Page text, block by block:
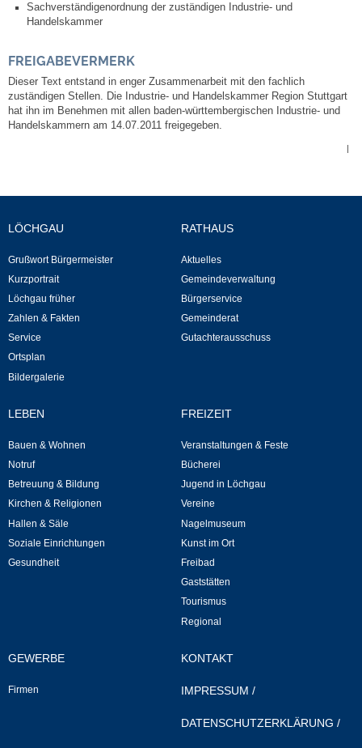
Vereine
Selbsteintrag
Nagelmuseum
Kunst- und Kulturkreis
Freibad
Gaststätten
Firmen
Selbsteintrag
Sachverständigenordnung der zuständigen Industrie- und
Handelskammer
FREIGABEVERMERK
Dieser Text entstand in enger Zusammenarbeit mit den fachlich
zuständigen Stellen. Die Industrie- und Handelskammer Region Stuttgart
hat ihn im Benehmen mit allen baden-württembergischen Industrie- und
Handelskammern am 14.07.2011 freigegeben.
|
LÖCHGAU
Grußwort Bürgermeister
Kurzportrait
Löchgau früher
Zahlen & Fakten
Service
Ortsplan
Bildergalerie
RATHAUS
Aktuelles
Gemeindeverwaltung
Bürgerservice
Gemeinderat
Gutachterausschuss
LEBEN
Bauen & Wohnen
Notruf
Betreuung & Bildung
Kirchen & Religionen
Hallen & Säle
Soziale Einrichtungen
Gesundheit
FREIZEIT
Veranstaltungen & Feste
Bücherei
Jugend in Löchgau
Vereine
Nagelmuseum
Kunst im Ort
Freibad
Gaststätten
Tourismus
Regional
GEWERBE
Firmen
KONTAKT
IMPRESSUM /
DATENSCHUTZERKLÄRUNG /